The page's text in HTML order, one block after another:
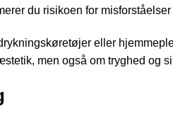
du risikoen for
eller
men også om tryghed og